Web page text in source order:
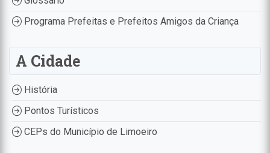
Programa Prefeitas e Prefeitos Amigos da Criança
A Cidade
História
Pontos Turísticos
CEPs do Município de Limoeiro